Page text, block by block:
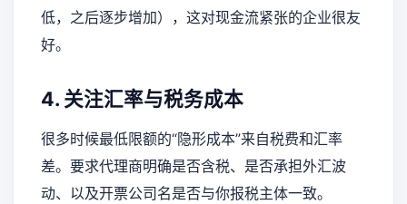
低，之后逐步增加），这对现金流紧张的企业很友
好。
4. 关注汇率与税务成本
很多时候最低限额的“隐形成本”来自税费和汇率
差。要求代理商明确是否含税、是否承担外汇波
动、以及开票公司名是否与你报税主体一致。